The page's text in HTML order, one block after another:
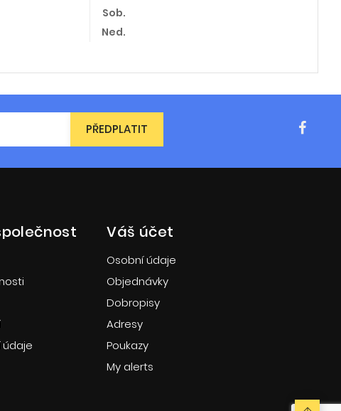
Sob.
Ned.
údaje
Váš účet
Osobní údaje
Objednávky
Dobropisy
Adresy
Poukazy
My alerts